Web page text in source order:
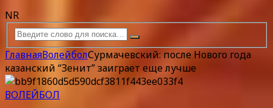
NR
ГлавнаяВолейболСурмачевский: после Нового года
казанский “Зенит” заиграет еще лучше
ВОЛЕЙБОЛ